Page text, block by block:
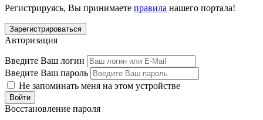
Регистрируясь, Вы принимаете правила нашего портала!
Авторизация
Введите Ваш логин
Введите Ваш пароль
Не запоминать меня на этом устройстве
Восстановление пароля